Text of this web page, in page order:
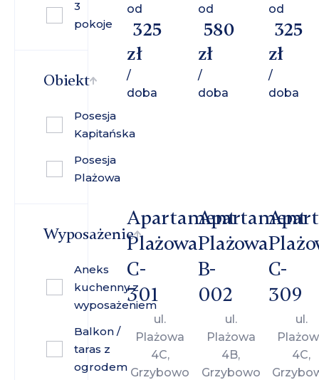
3
pokoje
Obiekt
Posesja
Kapitańska
Posesja
Plażowa
Wyposażenie
Aneks
kuchenny z
wyposażeniem
Balkon /
taras z
ogrodem
od
325
zł
/
doba
od
580
zł
/
doba
od
325
zł
/
doba
Apartament
Plażowa
C-
301
ul.
Plażowa
4C,
Grzybowo
Apartament
Plażowa
B-
002
ul.
Plażowa
4B,
Grzybowo
C-
309
ul.
4C,